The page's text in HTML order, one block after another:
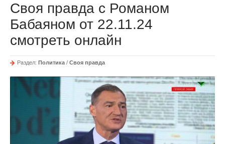
Своя правда с Романом
Бабаяном от 22.11.24
смотреть онлайн
Раздел: Политика / Своя правда